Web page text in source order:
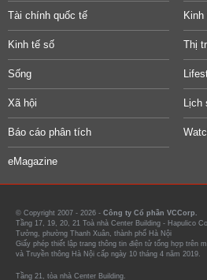
Tài chính quốc tế
Kinh tế số Thị
Sống
Xã hội Lịch
Báo cáo phân tích
eMagazine
© Copyright 2007 - 2026 - Công ty Cổ phần VCCorp.
Tầng 17, 19, 20, 21 Toà nhà Center Building - Hapulico
Tưởng, phường Thanh Xuân, thành phố Hà Nội
Giấy phép thiết lập trang thông tin điện tử tổng hợp trên
và Truyền thông Hà Nội cấp ngày 10 tháng 4 năm 2019.
Tầng 21, tòa nhà Center Building.